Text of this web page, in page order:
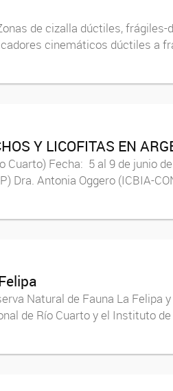
de cizalla dúctiles,
cinemáticos dúctiles a
Y LICOFITAS EN
Fecha: 5 al 9 de junio
Antonia Oggero (ICBIA-
Natural de Fauna La Felipa
de Río Cuarto y el Instituto